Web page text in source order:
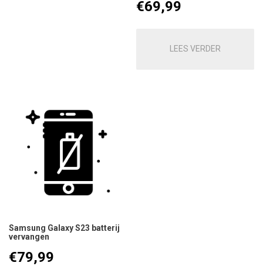
€69,99
LEES VERDER
Samsung Galaxy S23 batterij
vervangen
€79,99